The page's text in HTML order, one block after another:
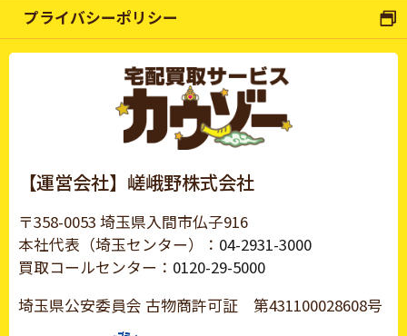
プライバシーポリシー
【運営会社】嵯峨野株式会社
〒358-0053 埼玉県入間市仏子916
本社代表（埼玉センター）： 04-2931-3000
買取コールセンター： 0120-29-5000
埼玉県公安委員会 古物商許可証 第431100028608号